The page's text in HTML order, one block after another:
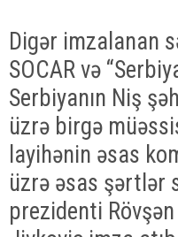
Digər imzalanan
SOCAR və
Serbiyanın Niş
üzrə birgə
layihənin əsas
üzrə əsas şərtlər
prezidenti